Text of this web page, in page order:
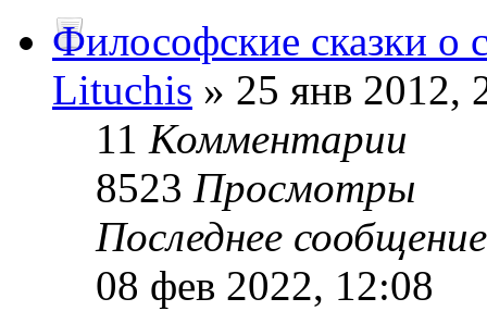
Философские сказки о
Lituchis » 25 янв 2012,
11 Комментарии
8523 Просмотры
Последнее
08 фев 2022, 12:08